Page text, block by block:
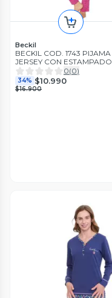
Beckil
BECKIL COD. 1743 PIJAMA
JERSEY CON ESTAMPADO
0(0)
34% $10.990
$16.900